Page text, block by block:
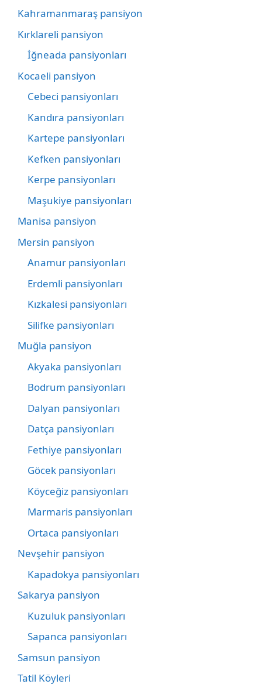
Kahramanmaraş pansiyon
Kırklareli pansiyon
İğneada pansiyonları
Kocaeli pansiyon
Cebeci pansiyonları
Kandıra pansiyonları
Kartepe pansiyonları
Kefken pansiyonları
Kerpe pansiyonları
Maşukiye pansiyonları
Manisa pansiyon
Mersin pansiyon
Anamur pansiyonları
Erdemli pansiyonları
Kızkalesi pansiyonları
Silifke pansiyonları
Muğla pansiyon
Akyaka pansiyonları
Bodrum pansiyonları
Dalyan pansiyonları
Datça pansiyonları
Fethiye pansiyonları
Göcek pansiyonları
Köyceğiz pansiyonları
Marmaris pansiyonları
Ortaca pansiyonları
Nevşehir pansiyon
Kapadokya pansiyonları
Sakarya pansiyon
Kuzuluk pansiyonları
Sapanca pansiyonları
Samsun pansiyon
Tatil Köyleri